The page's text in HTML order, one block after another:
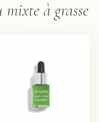
à grasse
HUILE DÉTOX
PERFECTRICE
21,50